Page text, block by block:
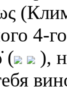
4-
(
),